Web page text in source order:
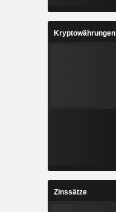
Kryptowährungen
Zinssätze